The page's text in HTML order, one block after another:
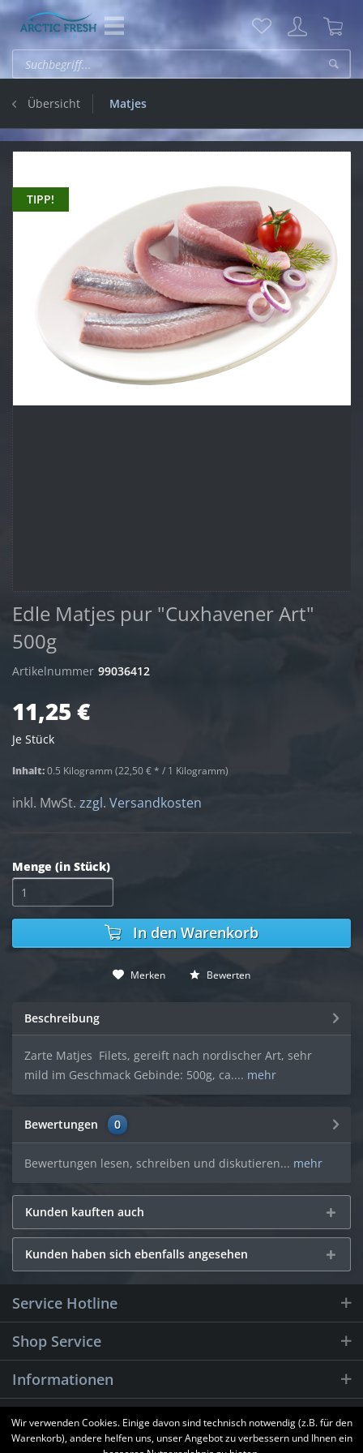
Übersicht Matjes
TIPP!
Edle Matjes pur "Cuxhavener Art"
500g
Artikelnummer 99036412
11,25 €
Je Stück
Inhalt:0.5 Kilogramm (22,50 € * / 1 Kilogramm)
inkl. MwSt. zzgl. Versandkosten
Menge (in Stück)
In den Warenkorb
Merken Bewerten
Beschreibung
Zarte Matjes  Filets, gereift nach nordischer Art, sehr
mild im Geschmack Gebinde: 500g, ca.... mehr
Bewertungen 0
Bewertungen lesen, schreiben und diskutieren... mehr
Kunden kauften auch
Kunden haben sich ebenfalls angesehen
Service Hotline
Shop Service
Informationen
Newsletter
Wir verwenden Cookies. Einige davon sind technisch notwendig (z.B. für den
Warenkorb), andere helfen uns, unser Angebot zu verbessern und Ihnen ein